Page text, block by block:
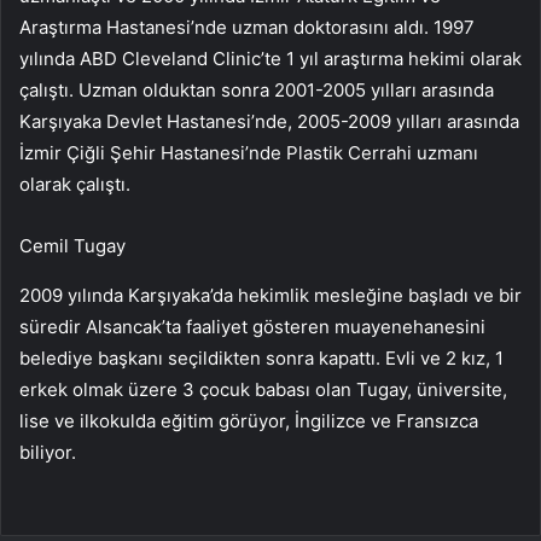
Araştırma Hastanesi’nde uzman doktorasını aldı. 1997
yılında ABD Cleveland Clinic’te 1 yıl araştırma hekimi olarak
çalıştı. Uzman olduktan sonra 2001-2005 yılları arasında
Karşıyaka Devlet Hastanesi’nde, 2005-2009 yılları arasında
İzmir Çiğli Şehir Hastanesi’nde Plastik Cerrahi uzmanı
olarak çalıştı.
Cemil Tugay
2009 yılında Karşıyaka’da hekimlik mesleğine başladı ve bir
süredir Alsancak’ta faaliyet gösteren muayenehanesini
belediye başkanı seçildikten sonra kapattı. Evli ve 2 kız, 1
erkek olmak üzere 3 çocuk babası olan Tugay, üniversite,
lise ve ilkokulda eğitim görüyor, İngilizce ve Fransızca
biliyor.